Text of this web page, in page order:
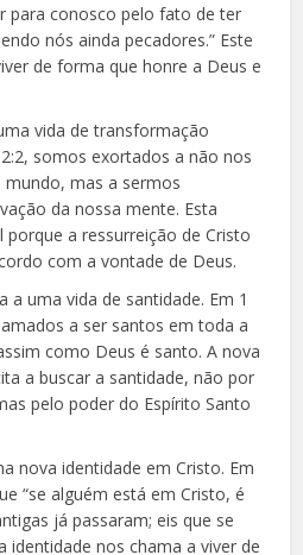
para conosco pelo fato de ter
nós ainda pecadores.” Este
de forma que honre a Deus e
vida de transformação
somos exortados a não nos
mas a sermos
da nossa mente. Esta
a ressurreição de Cristo
com a vontade de Deus.
a uma vida de santidade. Em 1
a ser santos em toda a
como Deus é santo. A nova
a buscar a santidade, não por
pelo poder do Espírito Santo
nova identidade em Cristo. Em
“se alguém está em Cristo, é
já passaram; eis que se
identidade nos chama a viver de